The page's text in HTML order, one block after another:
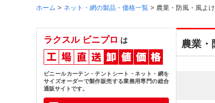
ホーム > ネット・網の製品・価格一覧 > 農業・防風・風よ
農業・
ラクスル ビニプロ は
ビニールカーテン・テントシート・ネット・網を
サイズオーダーで製作販売する業務用専門の総合
通販サイトです。